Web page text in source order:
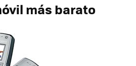
más barato